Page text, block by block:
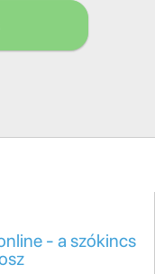
- a szókincs